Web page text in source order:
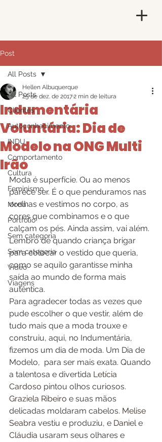
Post
All Posts
Clientes
Autoconhecimento
INDU
Comportamento
Cultura
Feminismo
Moda
Portfólio
Sem categoria
Sem categoria
Video
Viagens
All Posts
Indumentária
Voluntária: Dia de
Modelo na ONG Multi
Irão
Hellen Albuquerque
25 de dez. de 20172 min de leitura
Moda é superfície. Ou ao menos
parece ser. É o que penduramos nas
orelhas e vestimos no corpo, as
cores que combinamos e o que
calçam os pés. Ainda assim, vai além.
Lembro de quando criança brigar
para colocar o vestido que queria,
como se aquilo garantisse minha
saída ao mundo de forma mais
autêntica.
Para agradecer todas as vezes que
pude escolher o que vestir, além de
tudo mais que a moda trouxe e
construiu, aqui, no Indumentária,
fizemos um dia de moda. Um Dia de
Modelo,  para ser mais exata. Quando
a talentosa e divertida Letícia
Cardoso pintou olhos curiosos.
Graziela Ribeiro e suas mãos
delicadas moldaram cabelos. Melise
Seabra vestiu e produziu, e Daniel e
Cláudia usaram seus olhares e